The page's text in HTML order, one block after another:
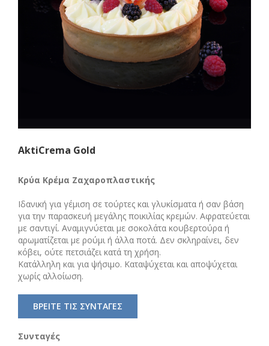
AktiCrema Gold
Κρύα Κρέμα Ζαχαροπλαστικής
Ιδανική για γέμιση σε τούρτες και γλυκίσματα ή σαν βάση
για την παρασκευή μεγάλης ποικιλίας κρεμών. Αφρατεύεται
με σαντιγί. Αναμιγνύεται με σοκολάτα κουβερτούρα ή
αρωματίζεται με ρούμι ή άλλα ποτά. Δεν σκληραίνει, δεν
κόβει, ούτε πετσιάζει κατά τη χρήση.
Κατάλληλη και για ψήσιμο. Καταψύχεται και αποψύχεται
χωρίς αλλοίωση.
ΒΡΕΙΤΕ ΤΙΣ ΣΥΝΤΑΓΕΣ
Συνταγές